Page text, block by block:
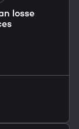
losse